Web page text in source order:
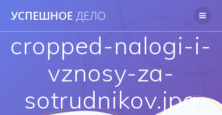
УСПЕШНОЕ ДЕЛО
cropped-nalogi-i-
vznosy-za-
sotrudnikov.jpg